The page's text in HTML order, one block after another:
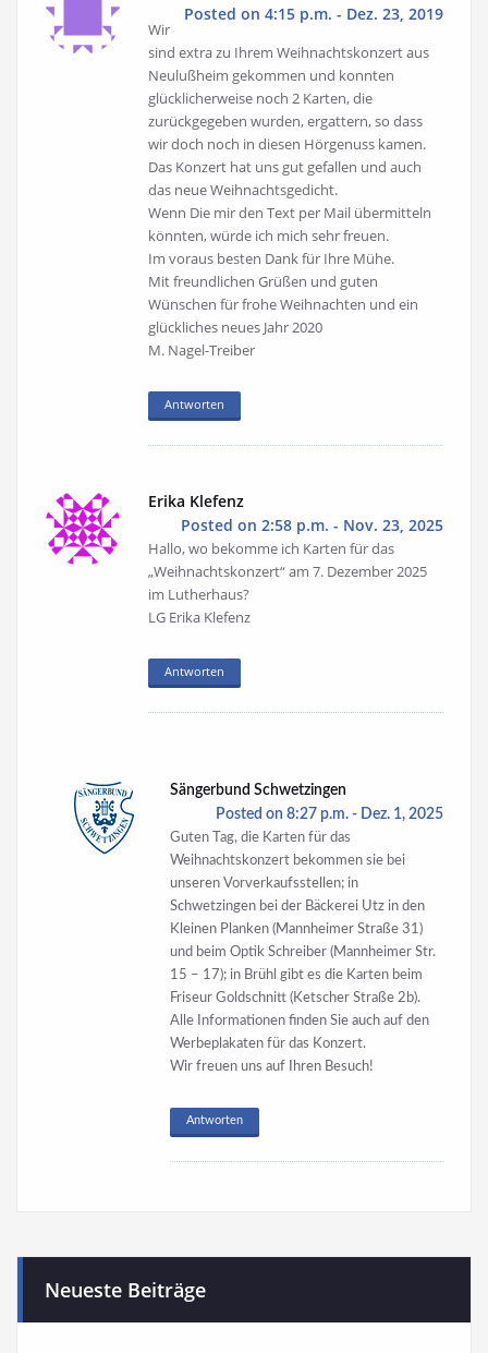
Posted on 4:15 p.m. - Dez. 23, 2019
Wir
sind extra zu Ihrem Weihnachtskonzert aus
Neulußheim gekommen und konnten
glücklicherweise noch 2 Karten, die
zurückgegeben wurden, ergattern, so dass
wir doch noch in diesen Hörgenuss kamen.
Das Konzert hat uns gut gefallen und auch
das neue Weihnachtsgedicht.
Wenn Die mir den Text per Mail übermitteln
könnten, würde ich mich sehr freuen.
Im voraus besten Dank für Ihre Mühe.
Mit freundlichen Grüßen und guten
Wünschen für frohe Weihnachten und ein
glückliches neues Jahr 2020
M. Nagel-Treiber
Antworten
Erika Klefenz
Posted on 2:58 p.m. - Nov. 23, 2025
Hallo, wo bekomme ich Karten für das
„Weihnachtskonzert“ am 7. Dezember 2025
im Lutherhaus?
LG Erika Klefenz
Antworten
Sängerbund Schwetzingen
Posted on 8:27 p.m. - Dez. 1, 2025
Guten Tag, die Karten für das
Weihnachtskonzert bekommen sie bei
unseren Vorverkaufsstellen; in
Schwetzingen bei der Bäckerei Utz in den
Kleinen Planken (Mannheimer Straße 31)
und beim Optik Schreiber (Mannheimer Str.
15 – 17); in Brühl gibt es die Karten beim
Friseur Goldschnitt (Ketscher Straße 2b).
Alle Informationen finden Sie auch auf den
Werbeplakaten für das Konzert.
Wir freuen uns auf Ihren Besuch!
Antworten
Neueste Beiträge